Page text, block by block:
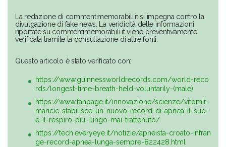
La redazione di commentimemorabili.it si impegna contro la
divulgazione di fake news. La veridicità delle informazioni
riportate su commentimemorabili.it viene preventivamente
verificata tramite la consultazione di altre fonti.
Questo articolo è stato verificato con:
https://www.guinnessworldrecords.com/world-reco
rds/longest-time-breath-held-voluntarily-(male)
https://www.fanpage.it/innovazione/scienze/vitomir-
maricic-stabilisce-un-nuovo-record-di-apnea-il-suo-
e-il-respiro-piu-lungo-mai-trattenuto/
https://tech.everyeye.it/notizie/apneista-croato-infran
ge-record-apnea-lunga-sempre-822428.html